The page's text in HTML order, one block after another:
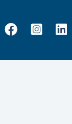
Sociala